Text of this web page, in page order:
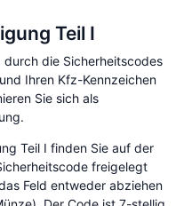
Teil I
die Sicherheitscodes
Ihren Kfz-Kennzeichen
Sie sich als
Teil I finden Sie auf der
freigelegt
Feld entweder abziehen